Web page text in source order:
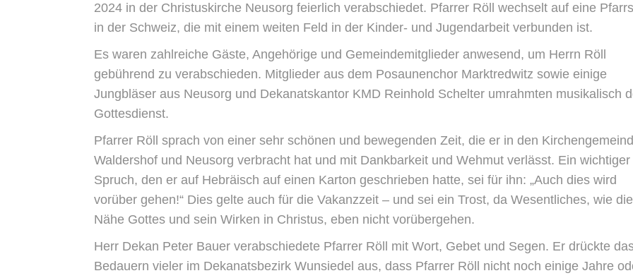
2024 in der Christuskirche Neusorg feierlich verabschiedet. Pfarrer Röll wechselt auf eine
in der Schweiz, die mit einem weiten Feld in der Kinder- und Jugendarbeit verbunden ist.
Es waren zahlreiche Gäste, Angehörige und Gemeindemitglieder anwesend, um Herrn Röll
gebührend zu verabschieden. Mitglieder aus dem Posaunenchor Marktredwitz sowie einige
Jungbläser aus Neusorg und Dekanatskantor KMD Reinhold Schelter umrahmten musikalisch
Gottesdienst.
Pfarrer Röll sprach von einer sehr schönen und bewegenden Zeit, die er in den
Waldershof und Neusorg verbracht hat und mit Dankbarkeit und Wehmut verlässt. Ein wichtiger
Spruch, den er auf Hebräisch auf einen Karton geschrieben hatte, sei für ihn: „Auch dies wird
vorüber gehen!“ Dies gelte auch für die Vakanzzeit – und sei ein Trost, da Wesentliches, wie die
Nähe Gottes und sein Wirken in Christus, eben nicht vorübergehen.
Herr Dekan Peter Bauer verabschiedete Pfarrer Röll mit Wort, Gebet und Segen. Er drückte
Bedauern vieler im Dekanatsbezirk Wunsiedel aus, dass Pfarrer Röll nicht noch einige Jahre